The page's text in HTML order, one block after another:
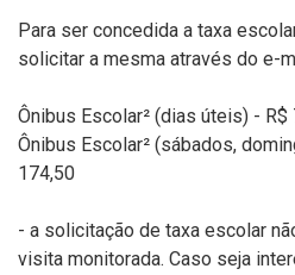
Para ser concedida a taxa
solicitar a mesma através do e-
Ônibus Escolar² (dias úteis) - R$
Ônibus Escolar² (sábados,
174,50
- a solicitação de taxa escolar
visita monitorada. Caso seja